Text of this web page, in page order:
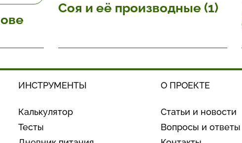
Соя и её производные (1)
ИНСТРУМЕНТЫ
Калькулятор
Тесты
О ПРОЕКТЕ
Статьи и новости
Вопросы и ответы